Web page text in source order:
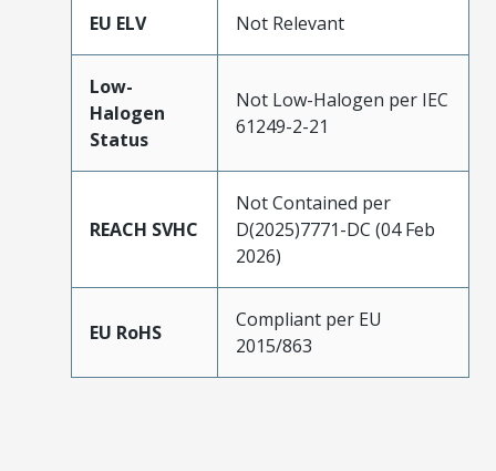
EU ELV Not Relevant
Low-
Halogen
Status
Not Low-Halogen per IEC
61249-2-21
REACH SVHC
Not Contained per
D(2025)7771-DC (04 Feb
2026)
EU RoHS
Compliant per EU
2015/863